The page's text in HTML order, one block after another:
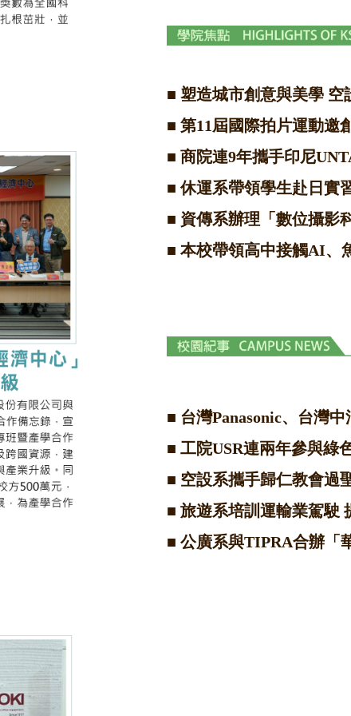
■ 塑造城市創意與美學 空
■ 第11屆國際拍片運動邀
■ 商院連9年攜手印尼
■休運系帶領學生赴日實
■ 資傳系辦理「數位攝影
■ 本校帶領高中接觸AI、
■ 台灣Panasonic、台灣
■ 工院USR連兩年參與綠
■ 空設系攜手歸仁教會過
■ 旅遊系培訓運輸業駕駛
■ 公廣系與TIPRA合辦「